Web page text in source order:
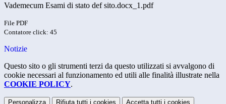
Vademecum Esami di stato def sito.docx_1.pdf
File PDF
Contatore click: 45
Notizie
Questo sito o gli strumenti terzi da questo utilizzati si avvalgono di
cookie necessari al funzionamento ed utili alle finalità illustrate nella
COOKIE POLICY.
Personalizza Rifiuta tutti i cookies Accetta tutti i cookies